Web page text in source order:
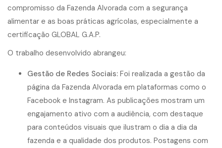
compromisso da Fazenda Alvorada com a segurança
alimentar e as boas práticas agrícolas, especialmente a
certificação GLOBAL G.A.P.
O trabalho desenvolvido abrangeu:
Gestão de Redes Sociais: Foi realizada a gestão da
página da Fazenda Alvorada em plataformas como o
Facebook e Instagram. As publicações mostram um
engajamento ativo com a audiência, com destaque
para conteúdos visuais que ilustram o dia a dia da
fazenda e a qualidade dos produtos. Postagens com